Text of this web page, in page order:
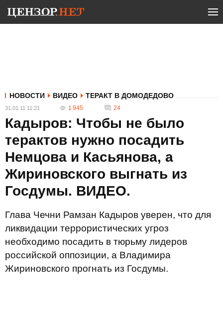
НОВОСТИ ВИДЕО ТЕРАКТ В ДОМОДЕДОВО
31.01.11 11:21 1 945 24
Кадыров: Чтобы не было
терактов нужно посадить
Немцова и Касьянова, а
Жириновского выгнать из
Госдумы. ВИДЕО.
Глава Чечни Рамзан Кадыров уверен, что для
ликвидации террористических угроз
необходимо посадить в тюрьму лидеров
российской оппозиции, а Владимира
Жириновского прогнать из Госдумы.